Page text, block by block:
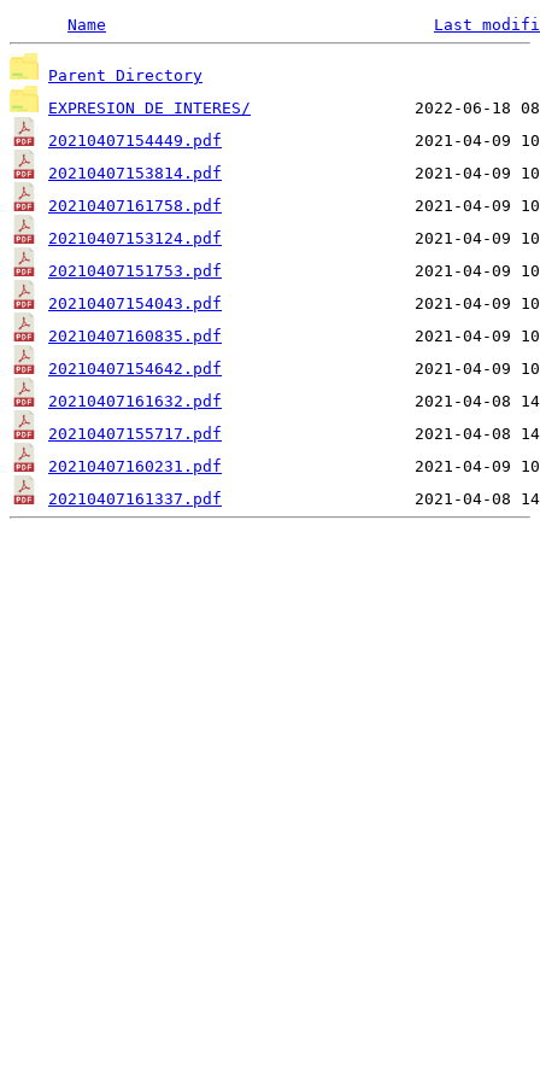
Name Last
Parent Directory
EXPRESION DE INTERES/
20210407154449.pdf
20210407153814.pdf
20210407161758.pdf
20210407153124.pdf
20210407151753.pdf
20210407154043.pdf
20210407160835.pdf
20210407154642.pdf
20210407161632.pdf
20210407155717.pdf
20210407160231.pdf
20210407161337.pdf